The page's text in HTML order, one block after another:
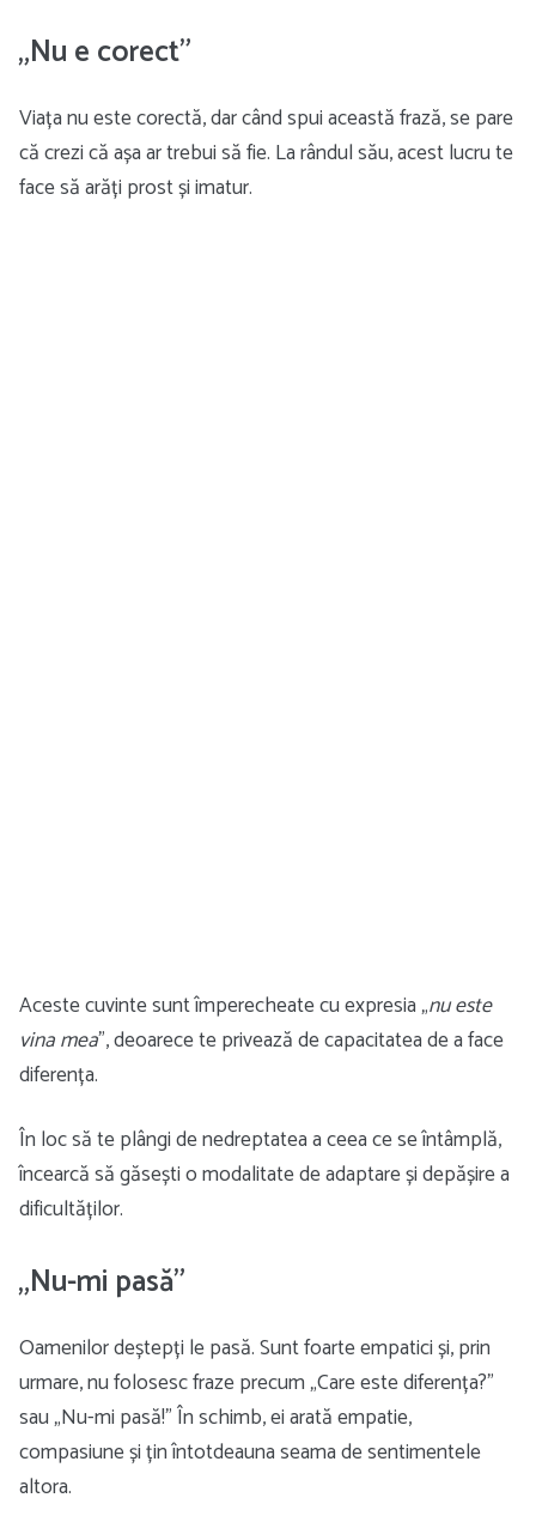
„Nu e corect”
Viața nu este corectă, dar când spui această frază, se pare
că crezi că așa ar trebui să fie. La rândul său, acest lucru te
face să arăți prost și imatur.
Aceste cuvinte sunt împerecheate cu expresia „nu este
vina mea”, deoarece te privează de capacitatea de a face
diferența.
În loc să te plângi de nedreptatea a ceea ce se întâmplă,
încearcă să găsești o modalitate de adaptare și depășire a
dificultăților.
„Nu-mi pasă”
Oamenilor deștepți le pasă. Sunt foarte empatici și, prin
urmare, nu folosesc fraze precum „Care este diferența?”
sau „Nu-mi pasă!” În schimb, ei arată empatie,
compasiune și țin întotdeauna seama de sentimentele
altora.